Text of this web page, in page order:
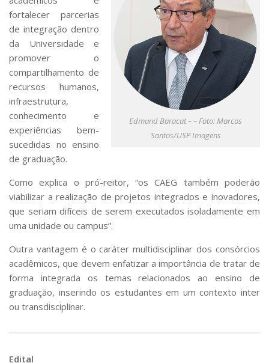
Edmund Baracat – – Foto: Marcos
Santos/USP Imagens
fortalecer parcerias
de integração dentro
da Universidade e
promover o
compartilhamento de
recursos humanos,
infraestrutura,
conhecimento e
experiências bem-
sucedidas no ensino
de graduação.
Como explica o pró-reitor, “os CAEG também poderão
viabilizar a realização de projetos integrados e inovadores,
que seriam difíceis de serem executados isoladamente em
uma unidade ou campus”.
Outra vantagem é o caráter multidisciplinar dos consórcios
acadêmicos, que devem enfatizar a importância de tratar de
forma integrada os temas relacionados ao ensino de
graduação, inserindo os estudantes em um contexto inter
ou transdisciplinar.
Edital